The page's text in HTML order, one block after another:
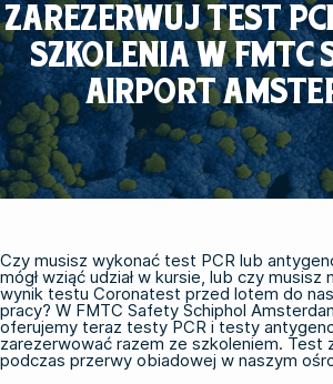
ZAREZERWUJ TEST
SZKOLENIA W FMTC
AIRPORT
Czy musisz wykonać test PCR lub
mógł wziąć udział w kursie, lub czy
wynik testu Coronatest przed lotem do
pracy? W FMTC Safety Schiphol
oferujemy teraz testy PCR i testy
zarezerwować razem ze szkoleniem. Test
podczas przerwy obiadowej w naszym